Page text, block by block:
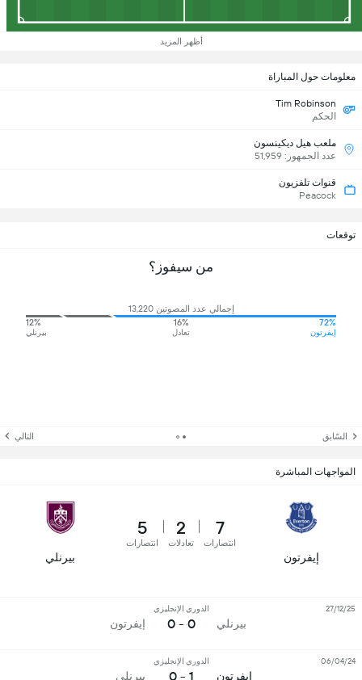
أظهر المزيد
معلومات حول المباراة
Tim Robinson
الحكم
ملعب هيل ديكينسون
عدد الجمهور: 51,959
قنوات تلفزيون
Peacock
توقعات
من سيفوز؟
إجمالي عدد المصوتين 13,220
72%
إيفرتون
16%
تعادل
12%
بيرنلي
السّابق التالي
المواجهات المباشرة
إيفرتون
7
انتصارات
2
تعادلات
5
انتصارات
بيرنلي
بيرنلي
الدوري الإنجليزي
0 - 0 إيفرتون
27/12/25
إيفرتون
الدوري الإنجليزي
1 - 0 بيرنلي
06/04/24